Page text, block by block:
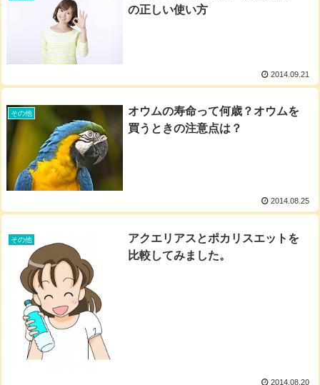
の正しい使い方
2014.09.21
その他
オウムの寿命って何歳？オウムを
買うときの注意点は？
2014.08.25
その他
アクエリアスとポカリスエットを
比較してみました。
2014.08.20